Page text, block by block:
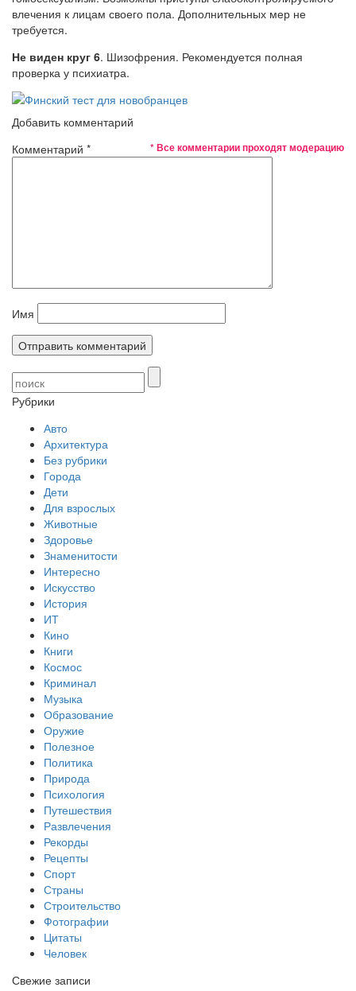
влечения к лицам своего пола. Дополнительных мер не
требуется.
Не виден круг 6. Шизофрения. Рекомендуется полная
проверка у психиатра.
Добавить комментарий
* Все комментарии проходят модерацию
Комментарий *
Имя
Рубрики
Авто
Архитектура
Без рубрики
Города
Дети
Для взрослых
Животные
Здоровье
Знаменитости
Интересно
Искусство
История
ИТ
Кино
Книги
Космос
Криминал
Музыка
Образование
Оружие
Полезное
Политика
Природа
Психология
Путешествия
Развлечения
Рекорды
Рецепты
Спорт
Страны
Строительство
Фотографии
Цитаты
Человек
Свежие записи